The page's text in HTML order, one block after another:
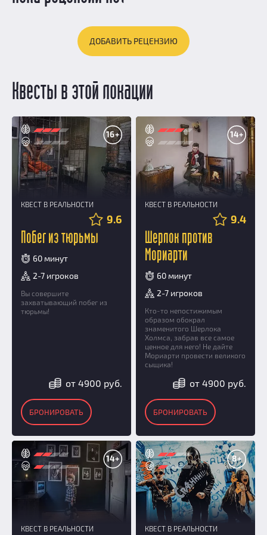
ДОБАВИТЬ РЕЦЕНЗИЮ
Квесты в этой локации
16+
КВЕСТ В РЕАЛЬНОСТИ
9.6
Побег из тюрьмы
60 минут
2-7 игроков
Вы совершите
захватывающий побег из
тюрьмы!
от 4900 руб.
БРОНИРОВАТЬ
14+
КВЕСТ В РЕАЛЬНОСТИ
9.4
Шерлок против
Мориарти
60 минут
2-7 игроков
Кто-то непостижимым
образом обокрал
знаменитого Шерлока
Холмса, забрав все самое
ценное для него! Не дайте
Мориарти провести великого
сыщика!
от 4900 руб.
БРОНИРОВАТЬ
14+
КВЕСТ В РЕАЛЬНОСТИ
8+
КВЕСТ В РЕАЛЬНОСТИ